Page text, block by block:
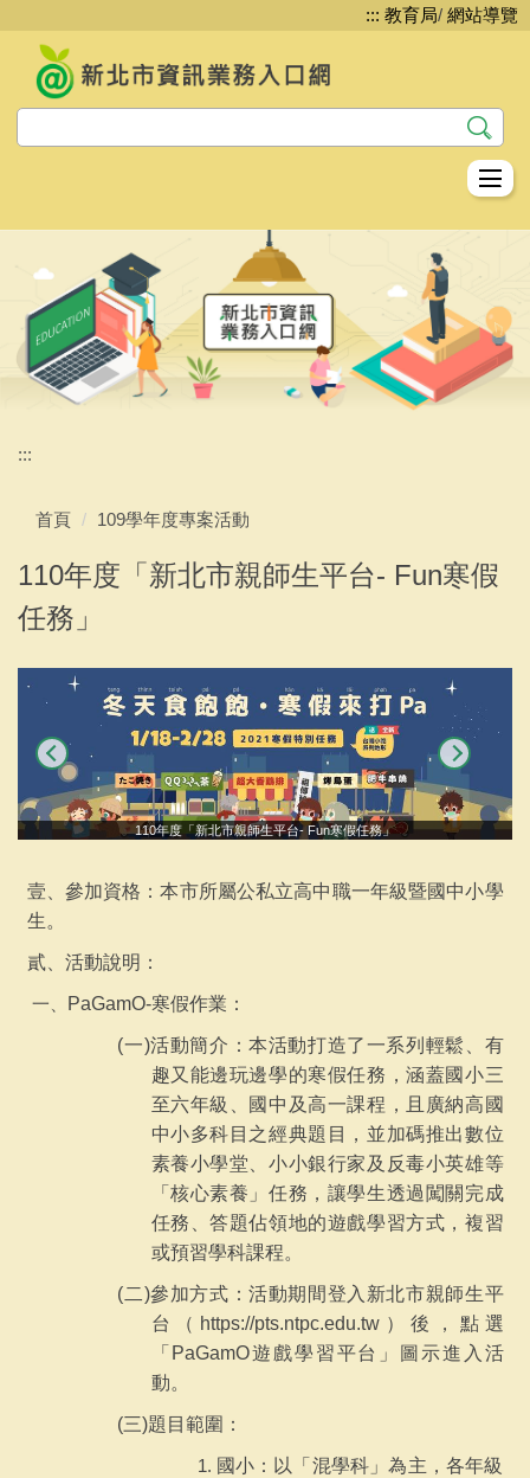
容
::: 教育局/ 網站導覽
資訊安全
網路管理
系統服務
平台服務
專案活動
聯繫會議
下載專區
採購說明及相關文件
:::
首頁 109學年度專案活動
110年度「新北市親師生平台- Fun寒假
任務」
110年度「新北市親師生平台- Fun寒假任務」
壹、參加資格：本市所屬公私立高中職一年級暨國中小學
生。
貳 、活動說明：
一、 PaGamO-寒假作業：
(一)活動簡介：本活動打造了一系列輕鬆、有
趣又能邊玩邊學的寒假任務，涵蓋國小三
至六年級、國中及高一課程，且廣納高國
中小多科目之經典題目，並加碼推出數位
素養小學堂、小小銀行家及反毒小英雄等
「核心素養」任務，讓學生透過闖關完成
任務、答題佔領地的遊戲學習方式，複習
或預習學科課程。
(二)參加方式：活動期間登入新北市親師生平
台（https://pts.ntpc.edu.tw）後，點選
「PaGamO遊戲學習平台」圖示進入活
動。
(三)題目範圍：
國小：以「混學科」為主，各年級